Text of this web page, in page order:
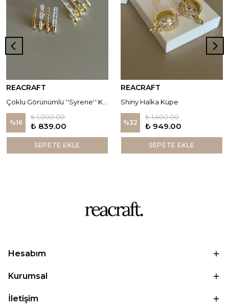
REACRAFT
%16
₺ 1,000.00
₺ 839.00
SEPETE EKLE
REACRAFT
Shiny Halka Küpe
%32
₺ 1,400.00
₺ 949.00
SEPETE EKLE
Hesabım
Kurumsal
İletişim